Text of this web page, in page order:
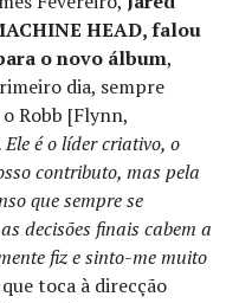
HEAD, falou
o novo álbum,
dia, sempre
Robb [Flynn,
é o líder criativo, o
contributo, mas pela
que sempre se
decisões finais cabem a
fiz e sinto-me muito
toca à direcção